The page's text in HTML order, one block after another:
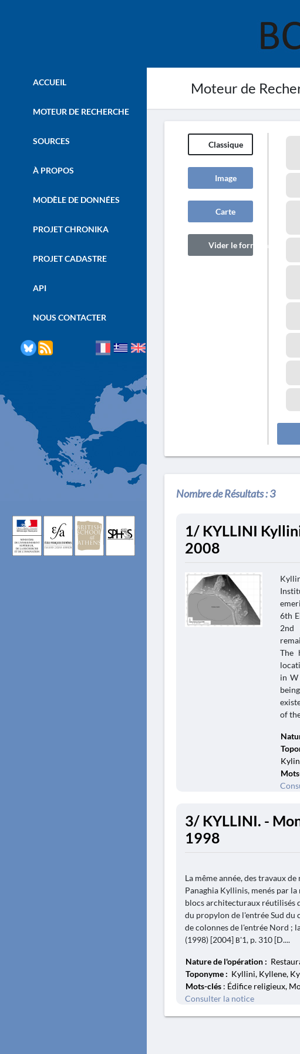
Moteur de
ACCUEIL
MOTEUR DE RECHERCHE
SOURCES
À PROPOS
MODÈLE DE DONNÉES
PROJET CHRONIKA
PROJET CADASTRE
API
NOUS CONTACTER
Classique
Image
Carte
Vider le formulaire
Nombre de Résultats :3
1/ KYLLINI
2008
6th
2nd
The
in
of
3/ KYLLINI. -
1998
La même année, des travaux
Panaghia Kyllinis, menés par
blocs architecturaux réutilisés
du propylon de l'entrée Sud du
de colonnes de l'entrée Nord ;
(1998) [2004] Β'1, p. 310 [D....
Nature de l'opération :
Toponyme : Kyllini, Kyllene,
Mots-clés : Édifice religieux,
Consulter la notice